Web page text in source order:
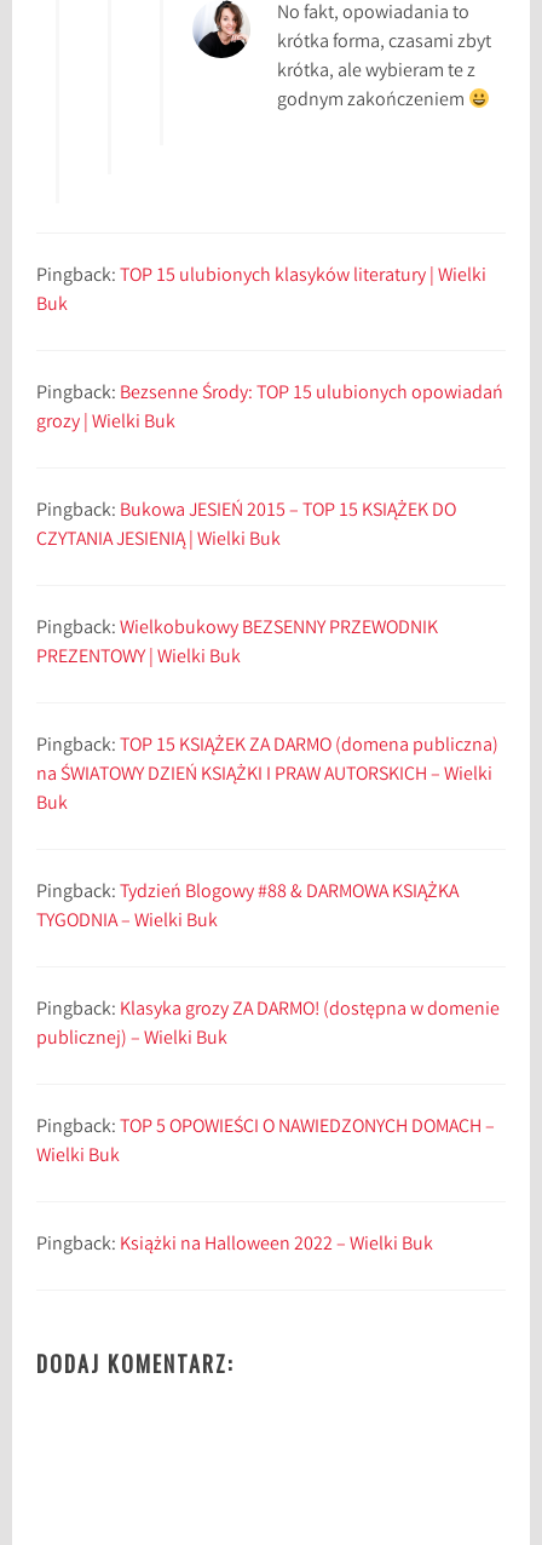
No fakt, opowiadania to
krótka forma, czasami zbyt
krótka, ale wybieram te z
godnym zakończeniem
Pingback:TOP 15 ulubionych klasyków literatury | Wielki
Buk
Pingback: Bezsenne Środy: TOP 15 ulubionych opowiadań
grozy | Wielki Buk
Pingback: Bukowa JESIEŃ 2015 – TOP 15 KSIĄŻEK DO
CZYTANIA JESIENIĄ | Wielki Buk
Pingback:Wielkobukowy BEZSENNY PRZEWODNIK
PREZENTOWY | Wielki Buk
Pingback:TOP 15 KSIĄŻEK ZA DARMO (domena publiczna)
na ŚWIATOWY DZIEŃ KSIĄŻKI I PRAW AUTORSKICH – Wielki
Buk
Pingback:Tydzień Blogowy #88 & DARMOWA KSIĄŻKA
TYGODNIA – Wielki Buk
Pingback: Klasyka grozy ZA DARMO! (dostępna w domenie
publicznej) – Wielki Buk
Pingback:TOP 5 OPOWIEŚCI O NAWIEDZONYCH DOMACH –
Wielki Buk
Pingback: Książki na Halloween 2022 – Wielki Buk
DODAJ KOMENTARZ: